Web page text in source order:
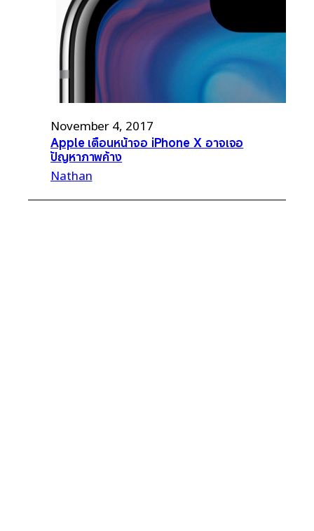
November 4, 2017
Apple เตือนหน้าจอ iPhone X อาจเจอ
ปัญหาภาพค้าง
Nathan